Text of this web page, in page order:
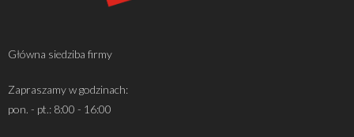
Główna siedziba firmy
Zapraszamy w godzinach:
pon. - pt.: 8:00 - 16:00